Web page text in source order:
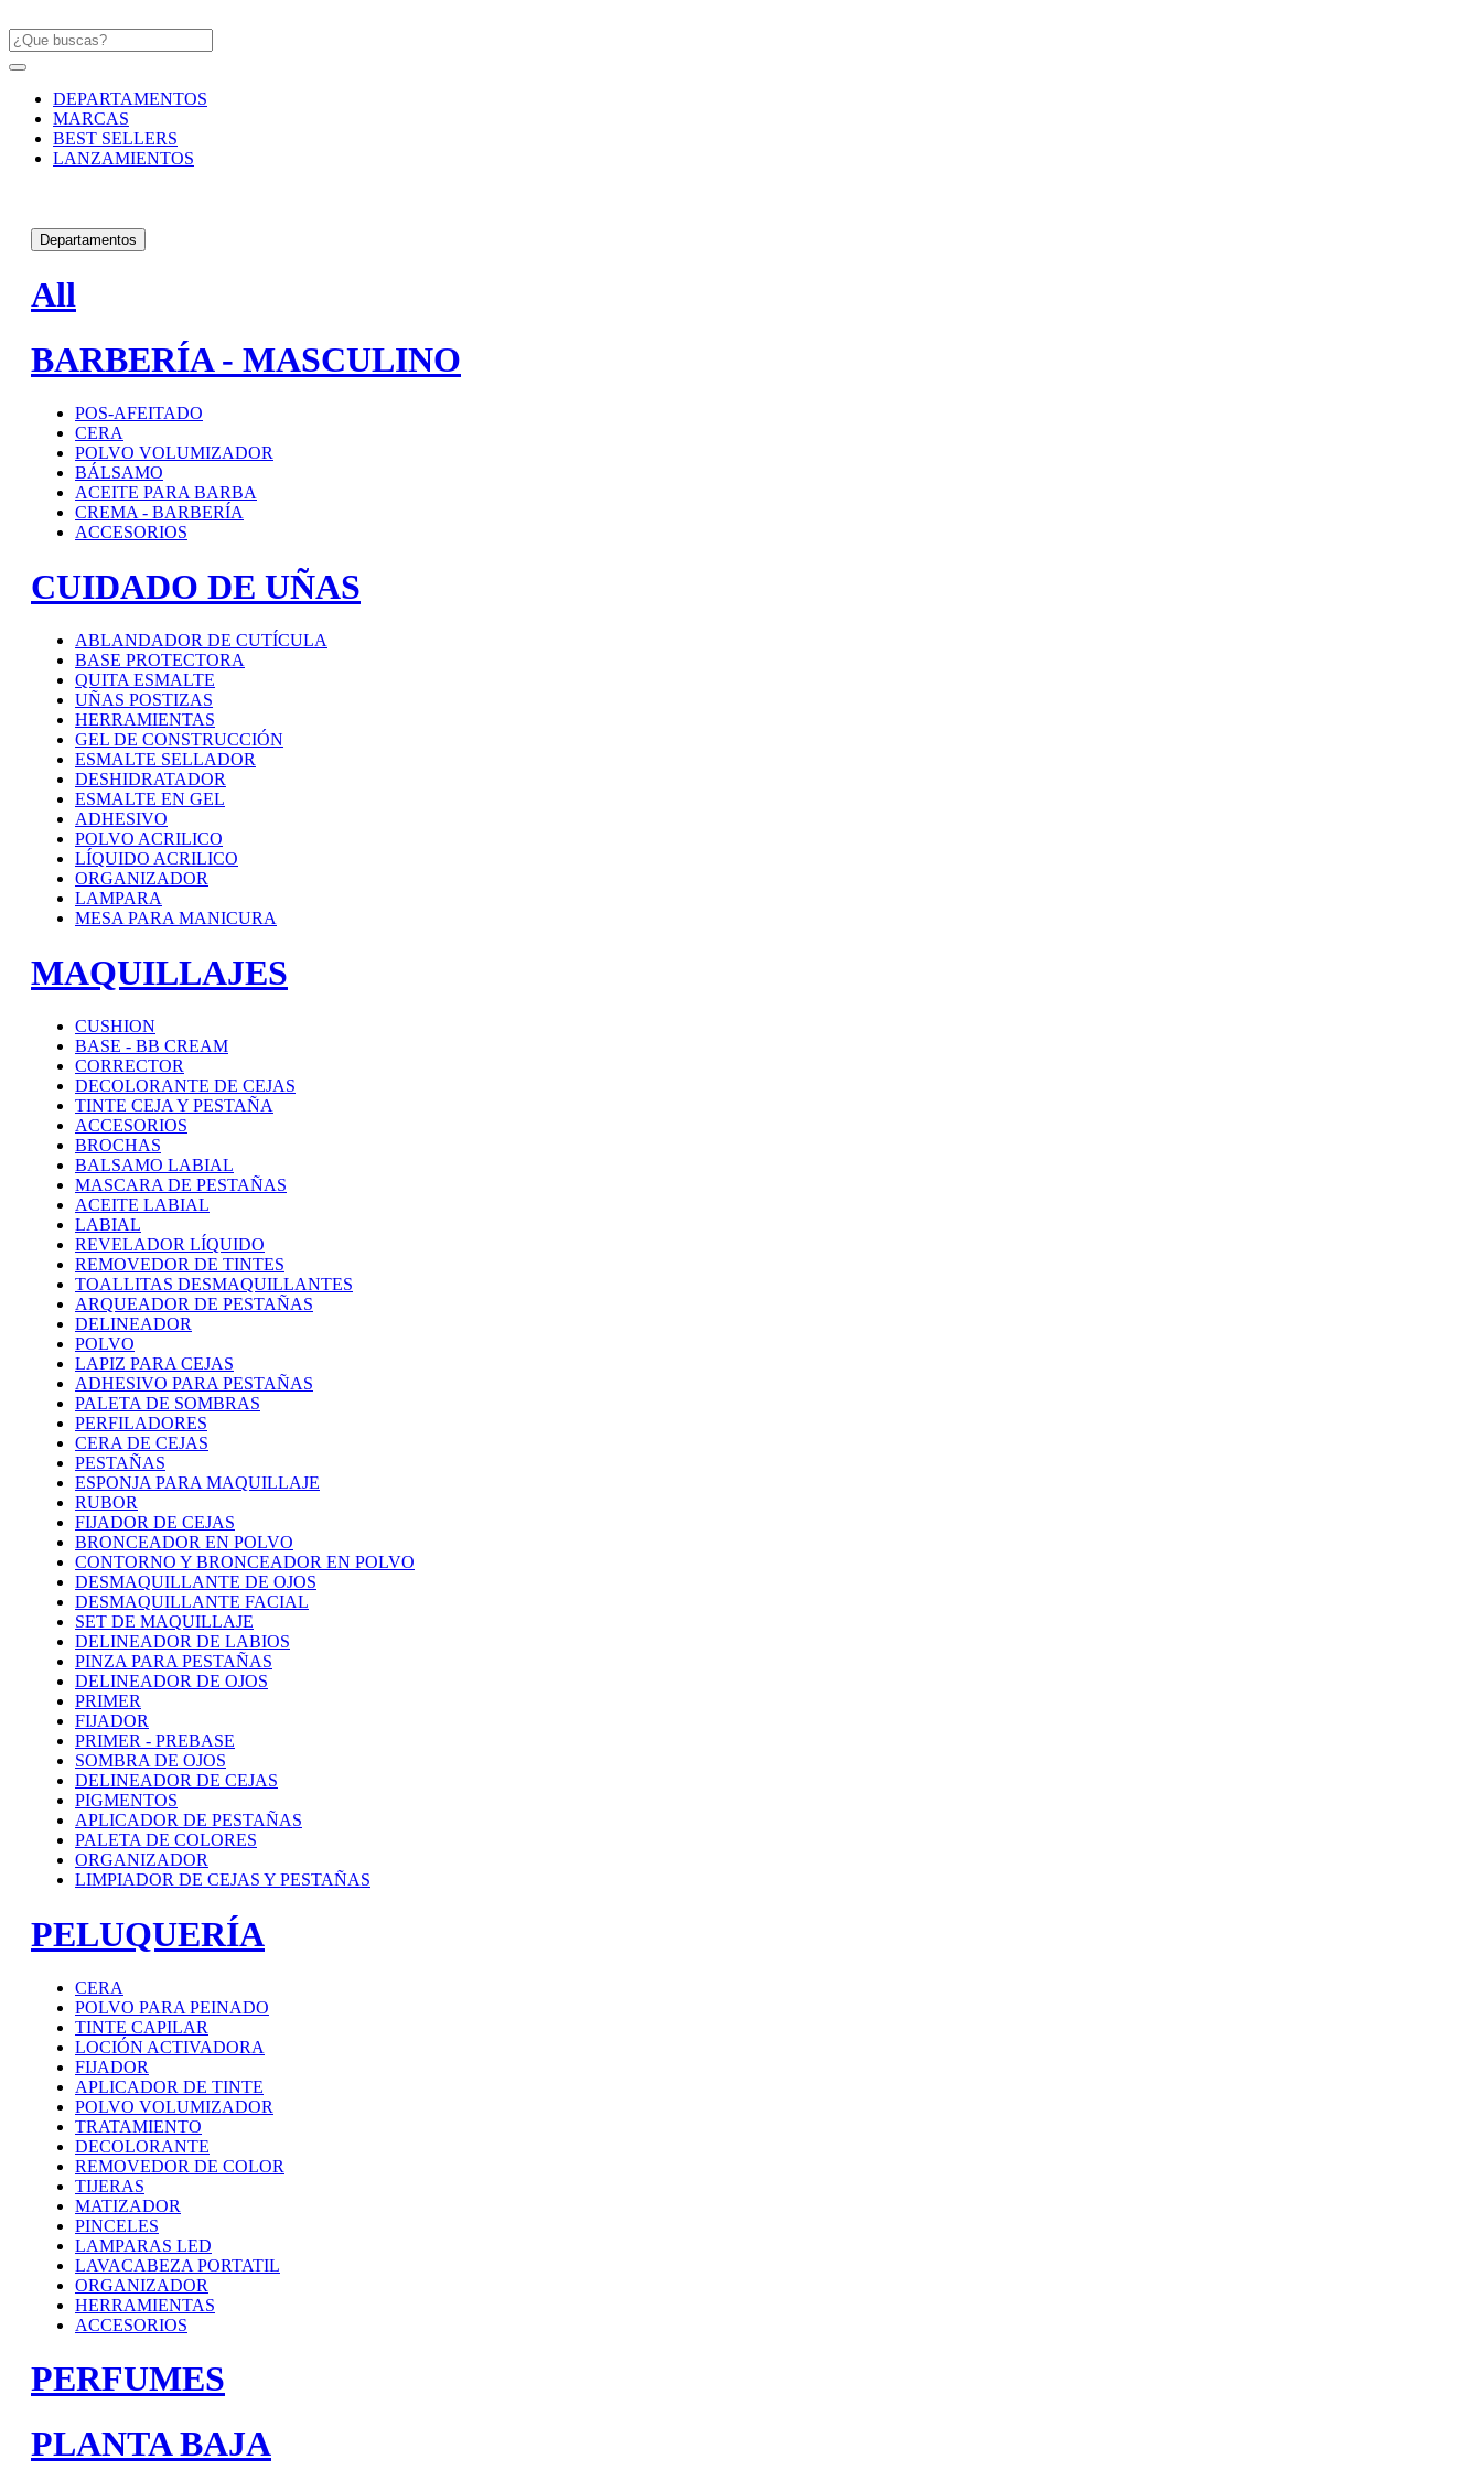
DEPARTAMENTOS
MARCAS
BEST SELLERS
LANZAMIENTOS
Departamentos
All
BARBERÍA - MASCULINO
POS-AFEITADO
CERA
POLVO VOLUMIZADOR
BÁLSAMO
ACEITE PARA BARBA
CREMA - BARBERÍA
ACCESORIOS
CUIDADO DE UÑAS
ABLANDADOR DE CUTÍCULA
BASE PROTECTORA
QUITA ESMALTE
UÑAS POSTIZAS
HERRAMIENTAS
GEL DE CONSTRUCCIÓN
ESMALTE SELLADOR
DESHIDRATADOR
ESMALTE EN GEL
ADHESIVO
POLVO ACRILICO
LÍQUIDO ACRILICO
ORGANIZADOR
LAMPARA
MESA PARA MANICURA
MAQUILLAJES
CUSHION
BASE - BB CREAM
CORRECTOR
DECOLORANTE DE CEJAS
TINTE CEJA Y PESTAÑA
ACCESORIOS
BROCHAS
BALSAMO LABIAL
MASCARA DE PESTAÑAS
ACEITE LABIAL
LABIAL
REVELADOR LÍQUIDO
REMOVEDOR DE TINTES
TOALLITAS DESMAQUILLANTES
ARQUEADOR DE PESTAÑAS
DELINEADOR
POLVO
LAPIZ PARA CEJAS
ADHESIVO PARA PESTAÑAS
PALETA DE SOMBRAS
PERFILADORES
CERA DE CEJAS
PESTAÑAS
ESPONJA PARA MAQUILLAJE
RUBOR
FIJADOR DE CEJAS
BRONCEADOR EN POLVO
CONTORNO Y BRONCEADOR EN POLVO
DESMAQUILLANTE DE OJOS
DESMAQUILLANTE FACIAL
SET DE MAQUILLAJE
DELINEADOR DE LABIOS
PINZA PARA PESTAÑAS
DELINEADOR DE OJOS
PRIMER
FIJADOR
PRIMER - PREBASE
SOMBRA DE OJOS
DELINEADOR DE CEJAS
PIGMENTOS
APLICADOR DE PESTAÑAS
PALETA DE COLORES
ORGANIZADOR
LIMPIADOR DE CEJAS Y PESTAÑAS
PELUQUERÍA
CERA
POLVO PARA PEINADO
TINTE CAPILAR
LOCIÓN ACTIVADORA
FIJADOR
APLICADOR DE TINTE
POLVO VOLUMIZADOR
TRATAMIENTO
DECOLORANTE
REMOVEDOR DE COLOR
TIJERAS
MATIZADOR
PINCELES
LAMPARAS LED
LAVACABEZA PORTATIL
ORGANIZADOR
HERRAMIENTAS
ACCESORIOS
PERFUMES
PLANTA BAJA